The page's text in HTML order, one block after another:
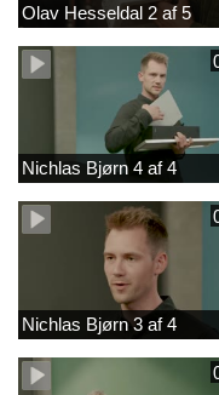
Olav Hesseldal 2 af 5
Nichlas Bjørn 4 af 4
Nichlas Bjørn 3 af 4